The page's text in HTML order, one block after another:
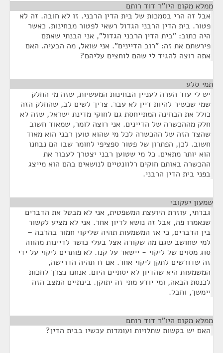
ממלא מקום היו"ר דוד רותם
אבל זה הרי בסמכות של בית הדין הרבני. זו לא חובה. זה לא
פטור. בית הדין הרבני הגדול רשאי לפטור מבחינות. כאשר
היה כתוב: "בית הדין הרבני הגדול", אני הבנתי שאתם
פירשתם את זה: "רוב הדיינים". אני שואל, מה הבעיה. האם
אתה רוצה להגיד לי שהם לוחצים עליהם?
תמי סלע
יש לי עוד הערה לעניין הבחינות המעשיות, שזה מי החלק
שמי שכשיר להיות דיין לא עבר. צריך לשים לב, שהחלק הזה
כולל את הבחינה המתייחסת גם לחוקי מדינת ישראל, שזה לא
חלק מההכשרה של הדיינים. אני רוצה לומר, שמאוד חשוב
שהצד הזה של ההכשרה לכל מי שהוא טוען רבני הוא מאוד
חשוב. לכן, הפתרון של פטור ספציפי לחומר שבו הם נבחנו
הוא יותר מתאים. כל מי שטוען רבני יצטרך לעבור את
ההכשרה באותם חוקים רלוונטיים לנושאים בהם הוא מייצג
בפני בית הדין הרבני.
שמעון יעקובי
גברתי, עוזרת היועצת המשפטית, אני לא מבטל את הדברים
שנאמרו פה, אבל זה נושא לדיון אחר. אני לא מציע לקשור
בין הדברים, כי אז המשמעות תהיה שליקוי חמור בהרבה –
למי שחושב שגם מה שקורה אצל בעלי כושר לדיינות מהווה
סוג מסוים של ליקוי - יישאר על קנו. לא פותרים ליקוי על ידי
זה שדורשים לתקן ליקוי אחר. אם זו תהיה הדרישה,
המשמעות היא שהדיון לא יסתיים היום. אנחנו נצרך לחכות
לכנסת הבאה, ומי יודע מתי זה יתוקן. בינתיים המצב הזה
יימשך, וחבל.
ממלא מקום היו"ר דוד רותם
האם יש בקשות שתלויות ועומדות עכשיו בבית הדין?